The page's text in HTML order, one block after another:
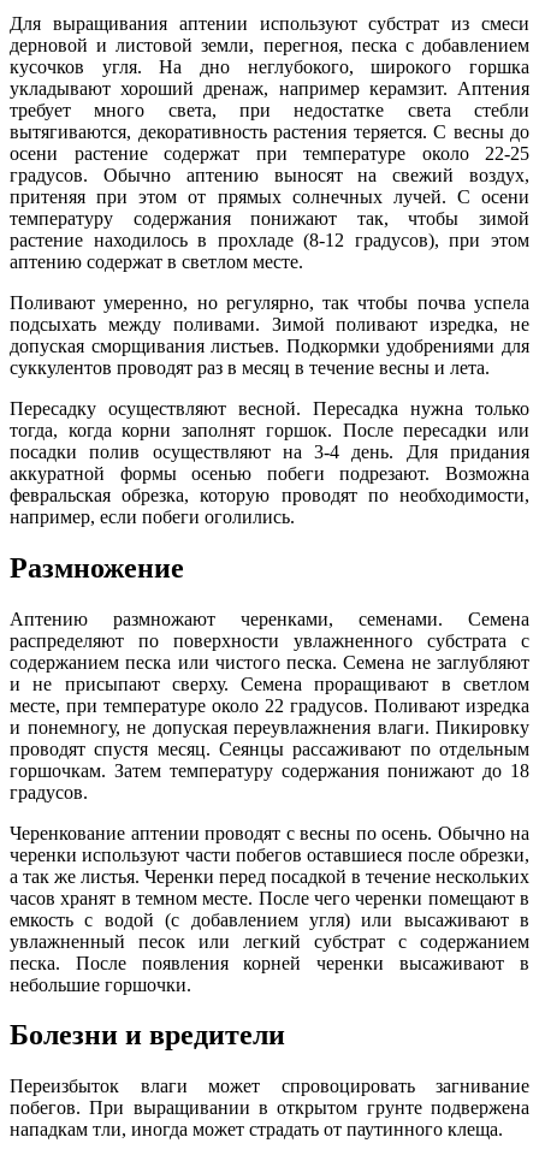
Для выращивания аптении используют субстрат из смеси
дерновой и листовой земли, перегноя, песка с добавлением
кусочков угля. На дно неглубокого, широкого горшка
укладывают хороший дренаж, например керамзит. Аптения
требует много света, при недостатке света стебли
вытягиваются, декоративность растения теряется. С весны до
осени растение содержат при температуре около 22-25
градусов. Обычно аптению выносят на свежий воздух,
притеняя при этом от прямых солнечных лучей. С осени
температуру содержания понижают так, чтобы зимой
растение находилось в прохладе (8-12 градусов), при этом
аптению содержат в светлом месте.
Поливают умеренно, но регулярно, так чтобы почва успела
подсыхать между поливами. Зимой поливают изредка, не
допуская сморщивания листьев. Подкормки удобрениями для
суккулентов проводят раз в месяц в течение весны и лета.
Пересадку осуществляют весной. Пересадка нужна только
тогда, когда корни заполнят горшок. После пересадки или
посадки полив осуществляют на 3-4 день. Для придания
аккуратной формы осенью побеги подрезают. Возможна
февральская обрезка, которую проводят по необходимости,
например, если побеги оголились.
Размножение
Аптению размножают черенками, семенами. Семена
распределяют по поверхности увлажненного субстрата с
содержанием песка или чистого песка. Семена не заглубляют
и не присыпают сверху. Семена проращивают в светлом
месте, при температуре около 22 градусов. Поливают изредка
и понемногу, не допуская переувлажнения влаги. Пикировку
проводят спустя месяц. Сеянцы рассаживают по отдельным
горшочкам. Затем температуру содержания понижают до 18
градусов.
Черенкование аптении проводят с весны по осень. Обычно на
черенки используют части побегов оставшиеся после обрезки,
а так же листья. Черенки перед посадкой в течение нескольких
часов хранят в темном месте. После чего черенки помещают в
емкость с водой (с добавлением угля) или высаживают в
увлажненный песок или легкий субстрат с содержанием
песка. После появления корней черенки высаживают в
небольшие горшочки.
Болезни и вредители
Переизбыток влаги может спровоцировать загнивание
побегов. При выращивании в открытом грунте подвержена
нападкам тли, иногда может страдать от паутинного клеща.